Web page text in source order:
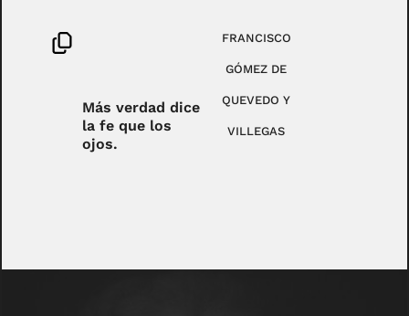
Más verdad dice
la fe que los
ojos.
FRANCISCO
GÓMEZ DE
QUEVEDO Y
VILLEGAS